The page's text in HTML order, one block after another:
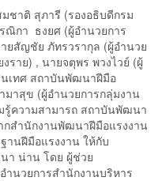
ชาติ สุภารี (รองอธิบดีกรม
ณิกา ธงยศ (ผู้อำนวยการ
สัญชัย ภัทรวรากุล (ผู้อำนวย
ราย) , นายจตุพร พวงไวย์ (ผู้
เทศ สถาบันพัฒนาฝีมือ
มาสุข (ผู้อำนวยการกลุ่มงาน
รู้ความสามารถ สถาบันพัฒนา
กสำนักงานพัฒนาฝีมือแรงงาน
นฝีมือแรงงาน ให้กับ
า น่าน โดย ผู้ช่วย
ำนวยการสำนักงานบริหาร